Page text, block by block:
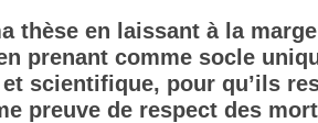
thèse en laissant à la
prenant comme socle
scientifique, pour qu’ils
preuve de respect des